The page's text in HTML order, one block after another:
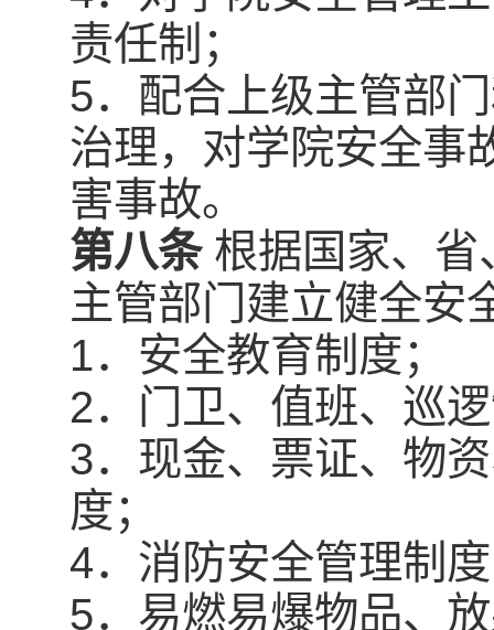
责任制；
5．配合上级主管部
治理，对学院安全事
害事故。
第八条根据国家、省
主管部门建立健全安
1．安全教育制度；
2．门卫、值班、巡
3．现金、票证、物
度；
4．消防安全管理制
5．易燃易爆物品、